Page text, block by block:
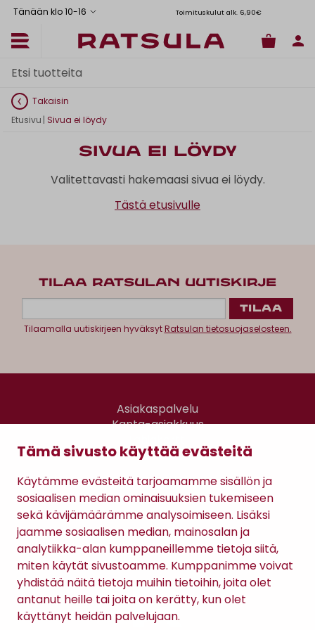
Tämä sivusto käyttää evästeitä
Käytämme evästeitä tarjoamamme sisällön ja
sosiaalisen median ominaisuuksien tukemiseen
sekä kävijämäärämme analysoimiseen. Lisäksi
jaamme sosiaalisen median, mainosalan ja
analytiikka-alan kumppaneillemme tietoja siitä,
miten käytät sivustoamme. Kumppanimme voivat
yhdistää näitä tietoja muihin tietoihin, joita olet
antanut heille tai joita on kerätty, kun olet
käyttänyt heidän palvelujaan.
Tänään klo 10-16 Toimituskulut alk. 6,90€
Takaisin
Etusivu | Sivua ei löydy
Sivua ei löydy
Valitettavasti hakemaasi sivua ei löydy.
Tästä etusivulle
TILAA RATSULAN UUTISKIRJE
Tilaamalla uutiskirjeen hyväksytRatsulan tietosuojaselosteen.
Asiakaspalvelu
Kanta-asiakkuus
Gomee Ratsula Café
Sopimusehdot
Tietosuojaseloste
Maksutavat